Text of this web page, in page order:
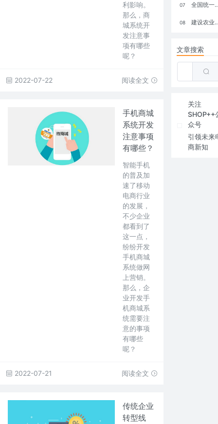
利影响。
那么，商
城系统开
发注意事
项有哪些
呢？
2022-07-22 阅读全文
手机商城
系统开发
注意事项
有哪些？
智能手机
的普及加
速了移动
电商行业
的发展，
不少企业
都看到了
这一点，
纷纷开发
手机商城
系统做网
上营销。
那么，企
业开发手
机商城系
统需要注
意的事项
有哪些
呢？
2022-07-21 阅读全文
传统企业
转型线
07 全国统一大市场：电商如何掘金新蓝海？
08 建设农业强国，网上商城来助力！
文章搜索
关注
SHOP++
众号
引领未来
商新知